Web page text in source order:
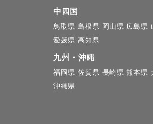
※挙式当日撮影は個人プランにて承っ
🍀 関西での撮影も可能です◎
中四国
鳥取県 島根県 岡山県 広島県
愛媛県 高知県
九州・沖縄
福岡県 佐賀県 長崎県 熊本県
沖縄県